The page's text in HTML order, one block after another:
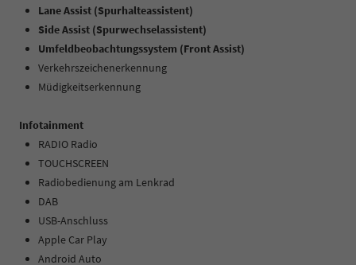
Lane Assist (Spurhalteassistent)
Side Assist (Spurwechselassistent)
Umfeldbeobachtungssystem (Front Assist)
Verkehrszeichenerkennung
Müdigkeitserkennung
Infotainment
RADIO Radio
TOUCHSCREEN
Radiobedienung am Lenkrad
DAB
USB-Anschluss
Apple Car Play
Android Auto